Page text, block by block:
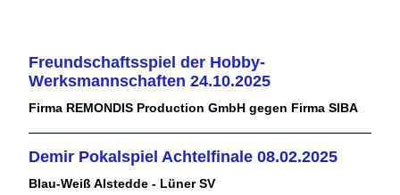
Freundschaftsspiel der Hobby-
Werksmannschaften 24.10.2025
Firma REMONDIS Production GmbH gegen Firma SIBA
Demir Pokalspiel Achtelfinale 08.02.2025
Blau-Weiß Alstedde - Lüner SV